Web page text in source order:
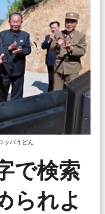
ッパうどん
で検索
られよ